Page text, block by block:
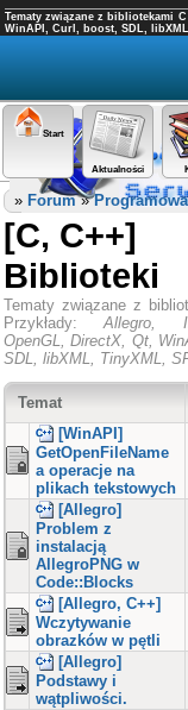
Tematy związane z bibliotekami
WinAPI, Curl, boost, SDL,
Start
Aktualności
» Forum»
[C, C++]
Biblioteki
Tematy związane z
Przykłady:Allegro,
OpenGL, DirectX, Qt,
SDL, libXML, TinyXML,
Temat
[WinAPI]
GetOpenFileName
a operacje na
plikach tekstowych
[Allegro]
Problem z
instalacją
AllegroPNG w
Code::Blocks
[Allegro, C++]
Wczytywanie
obrazków w pętli
[Allegro]
Podstawy i
wątpliwości.